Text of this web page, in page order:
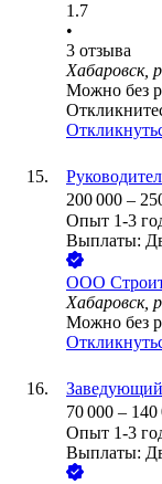
1.7
•
3 отзыва
Хабаровск,
Можно без
200 000 –
Опыт 1-3
Выплаты:
ООО
Хабаровск,
Можно без
Заведующий
70 000 – 140
Опыт 1-3
Выплаты: